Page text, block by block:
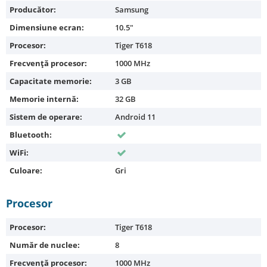
Producător:
Samsung
Dimensiune ecran:
10.5"
Procesor:
Tiger T618
Frecvență procesor:
1000 MHz
Capacitate memorie:
3 GB
Memorie internă:
32 GB
Sistem de operare:
Android 11
Bluetooth:
WiFi:
Culoare:
Gri
Procesor
Procesor:
Tiger T618
Număr de nuclee:
8
Frecvență procesor:
1000 MHz